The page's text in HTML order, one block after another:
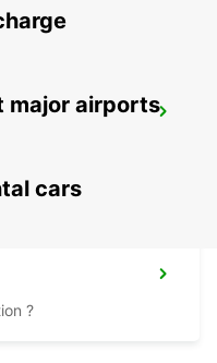
SOUTH
major airports
cars
?